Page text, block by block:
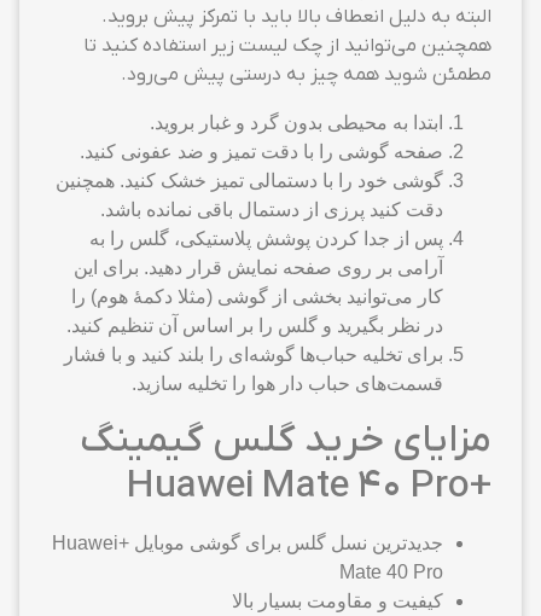
البته به دلیل انعطاف بالا باید با تمرکز پیش بروید.
همچنین می‌توانید از چک لیست زیر استفاده کنید تا
مطمئن شوید همه چیز به درستی پیش می‌رود.
ابتدا به محیطی بدون گرد و غبار بروید.
صفحه گوشی را با دقت تمیز و ضد عفونی کنید.
گوشی خود را با دستمالی تمیز خشک کنید. همچنین
دقت کنید پرزی از دستمال باقی نمانده باشد.
پس از جدا کردن پوشش پلاستیکی، گلس را به
آرامی بر روی صفحه نمایش قرار دهید. برای این
کار می‌توانید بخشی از گوشی (مثلا دکمهٔ هوم) را
در نظر بگیرید و گلس را بر اساس آن تنظیم کنید.
برای تخلیه حباب‌ها گوشه‌ای را بلند کنید و با فشار
قسمت‌های حباب دار هوا را تخلیه سازید.
مزایای خرید گلس گیمینگ
+Huawei Mate 40 Pro
جدیدترین نسل گلس برای گوشی موبایل +Huawei
Mate 40 Pro
کیفیت و مقاومت بسیار بالا